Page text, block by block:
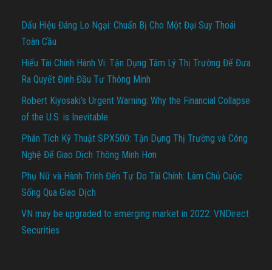
Dấu Hiệu Đáng Lo Ngại: Chuẩn Bị Cho Một Đại Suy Thoái
Toàn Cầu
Hiểu Tài Chính Hành Vi: Tận Dụng Tâm Lý Thị Trường Để Đưa
Ra Quyết Định Đầu Tư Thông Minh
Robert Kiyosaki’s Urgent Warning: Why the Financial Collapse
of the U.S. is Inevitable
Phân Tích Kỹ Thuật SPX500: Tận Dụng Thị Trường và Công
Nghệ Để Giao Dịch Thông Minh Hơn
Phụ Nữ và Hành Trình Đến Tự Do Tài Chính: Làm Chủ Cuộc
Sống Qua Giao Dịch
VN may be upgraded to emerging market in 2022: VNDirect
Securities